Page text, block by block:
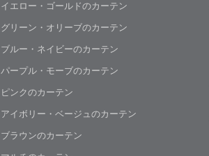
イエロー・ゴールドのカーテン
グリーン・オリーブのカーテン
ブルー・ネイビーのカーテン
パープル・モーブのカーテン
ピンクのカーテン
アイボリー・ベージュのカーテン
ブラウンのカーテン